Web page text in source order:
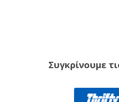
Συγκρίνουμε